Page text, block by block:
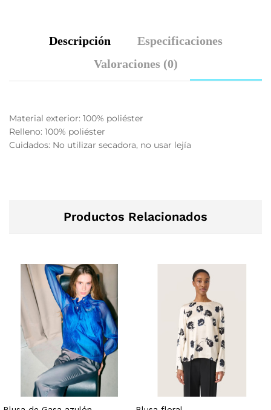
Descripción
Especificaciones
Valoraciones (0)
Material exterior: 100% poliéster
Relleno: 100% poliéster
Cuidados: No utilizar secadora, no usar lejía
Productos Relacionados